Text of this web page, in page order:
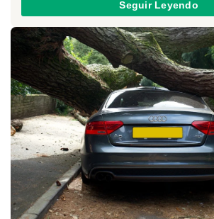
Seguir Leyendo